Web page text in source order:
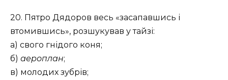
20. Пятро Дядоров весь «засапавшись і
втомившись», розшукував у тайзі:
а) свого гнідого коня;
б) аероплан;
в) молодих зубрів;